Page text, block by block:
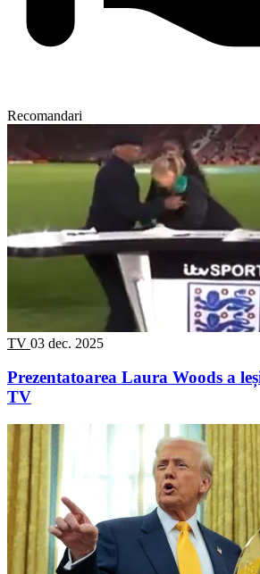
Recomandari
TV 03 dec. 2025
Prezentatoarea Laura Woods a
TV